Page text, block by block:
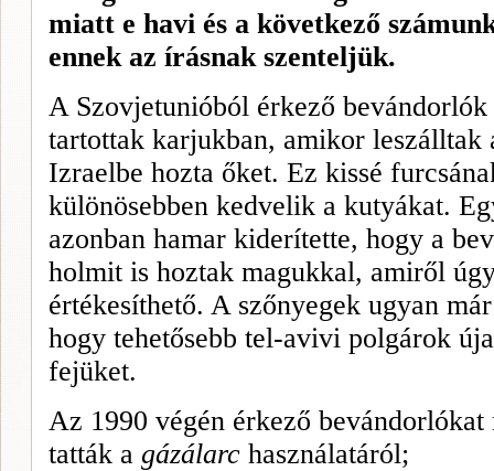
miatt e havi és a következő
ennek az írásnak szenteljük.
A Szovjetunióból érkező
tartottak karjukban, amikor leszálltak
Izraelbe hozta őket. Ez kissé
különösebben kedvelik a ku­tyákat.
azonban hamar kide­rítette, hogy a
holmit is hoztak magukkal, amiről
értékesíthető. A szőnyegek ugyan
hogy tehetősebb tel-avivi polgárok
fejüket.
Az 1990 végén érkező
tatták a gázálarc használatáról;